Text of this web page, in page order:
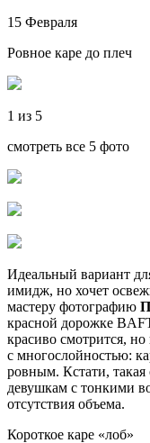
15 Февраля
Ровное каре до плеч
1 из 5
смотреть все 5 фото
Идеальный вариант
имидж, но хочет
мастеру фотографию
красной дорожке
красиво смотрится, но
с многослойностью:
ровным. Кстати,
девушкам с тонкими
отсутствия объема.
Короткое каре «лоб»